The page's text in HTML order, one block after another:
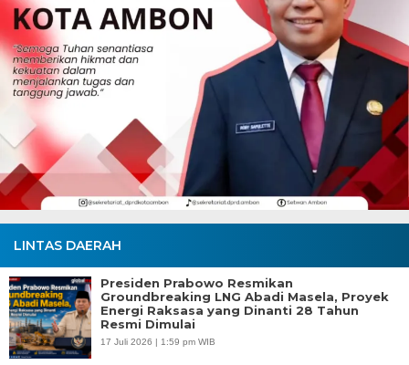
LINTAS DAERAH
Presiden Prabowo Resmikan
Groundbreaking LNG Abadi Masela, Proyek
Energi Raksasa yang Dinanti 28 Tahun
Resmi Dimulai
17 Juli 2026 | 1:59 pm WIB